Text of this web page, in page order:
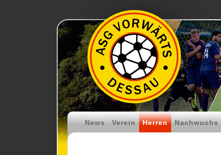
News Verein Herren Nachwuchs